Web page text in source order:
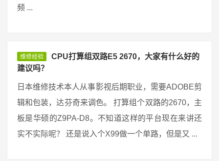
频 ...
维修经验
CPU打算组双路E5 2670，大家有什么好的
建议吗？
日本维修技术本人从事影视后期职业，需要ADOBE剪
辑和包装，达芬奇来调色。 打算组个双路的2670，主
板是华硕的Z9PA-D8。不知道这样的平台现在来讲还
实不实际呢？ 还是说入个X99做一个单路，但是又 ...